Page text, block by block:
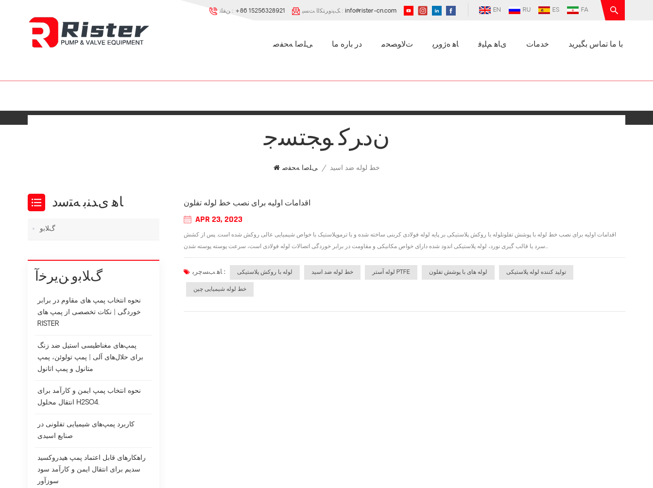
EN RU ES FA ﻦﻔﻠﺗ : +86 15256328921 ﮏﯿﻧﻭﺮﺘﮑﻟﺍ ﺖﺴﭘ : info@rister-cn.com
ﯽﻠﺻﺍ ﻪﺤﻔﺻ در باره ما ﺕﻻ ﻮﺼﺤﻣ ﺎﻫ ﻩﮊﻭﺮﭘ ﯼﺎﻫ ﻢﻠﯿﻓ خدمات با ما تماس بگیرید
ﻥﺩﺮﮐ ﻮﺠﺘﺴﺟ
ﯽﻠﺻﺍ ﻪﺤﻔﺻ / خط لوله ضد اسید
اقدامات اولیه برای نصب خط لوله تفلون
APR 23, 2023
اقدامات اولیه برای نصب خط لوله با پوشش تفلونلوله با روکش پلاستیکی بر پایه لوله فولادی کربنی ساخته شده و با ترموپلاستیک با خواص شیمیایی عالی روکش شده است. پس از کشش
سرد یا قالب گیری نورد، لوله پلاستیکی اندود شده دارای خواص مکانیکی و مقاومت در برابر خوردگی اتصالات لوله فولادی است، سرعت پوسته پوسته شدن...
ﺎﻫ ﺐﺴﭼﺮﺑ : لوله با روکش پلاستیکی خط لوله ضد اسید لوله آستر PTFE لوله های با پوشش تفلون تولید کننده لوله پلاستیکی
خط لوله شیمیایی چین
ﺎﻫ ﯼﺪﻨﺑ ﻪﺘﺳﺩ
ﮒﻼ ﺑﻭ
ﮒﻼ ﺑﻭ ﻦﯾﺮﺧﺁ
نحوه انتخاب پمپ های مقاوم در برابر
خوردگی | نکات تخصصی از پمپ های
RISTER
پمپ‌های مغناطیسی استیل ضد زنگ
برای حلال‌های آلی | پمپ تولوئن، پمپ
متانول و پمپ اتانول
نحوه انتخاب پمپ ایمن و کارآمد برای
انتقال محلول H2SO4.
کاربرد پمپ‌های شیمیایی تفلونی در
صنایع اسیدی
راهکارهای قابل اعتماد پمپ هیدروکسید
سدیم برای انتقال ایمن و کارآمد سود
سوزآور